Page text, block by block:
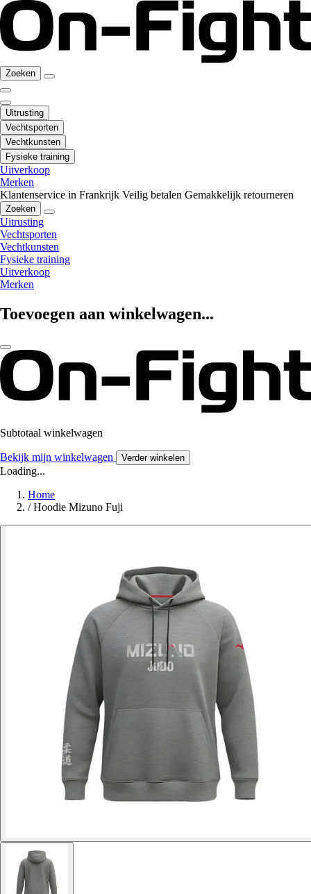
Zoeken
Uitrusting
Vechtsporten
Vechtkunsten
Fysieke training
Uitverkoop
Merken
Klantenservice in Frankrijk Veilig betalen Gemakkelijk retourneren
Zoeken
Uitrusting
Vechtsporten
Vechtkunsten
Fysieke training
Uitverkoop
Merken
Toevoegen aan winkelwagen...
Subtotaal winkelwagen
Bekijk mijn winkelwagen Verder winkelen
Loading...
Home
/ Hoodie Mizuno Fuji